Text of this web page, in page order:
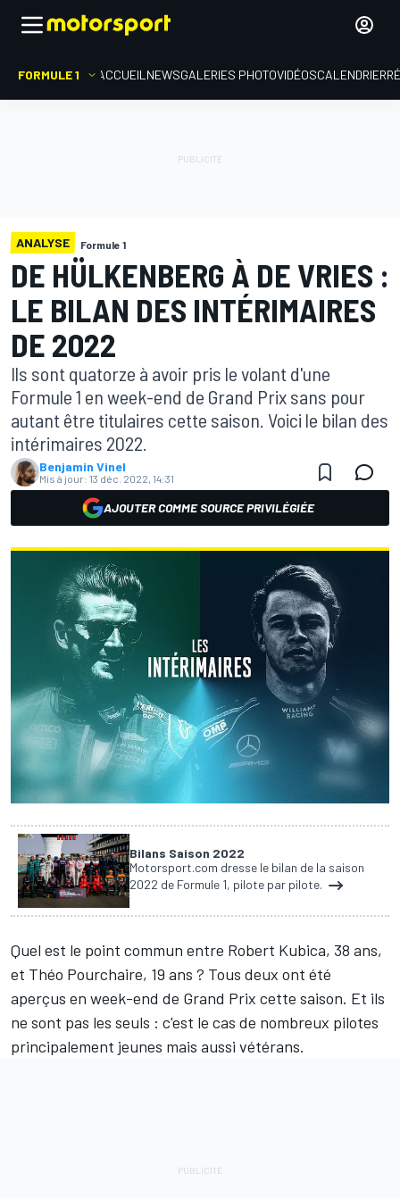
FORMULE 1 ACCUEIL NEWSGALERIES PHOTOVIDÉOSCALENDRIER
ANALYSE Formule 1
DE HÜLKENBERG À DE VRIES :
LE BILAN DES INTÉRIMAIRES
DE 2022
Ils sont quatorze à avoir pris le volant d'une
Formule 1 en week-end de Grand Prix sans pour
autant être titulaires cette saison. Voici le bilan des
intérimaires 2022.
Benjamin Vinel
Mis à jour: 13 déc. 2022, 14:31
AJOUTER COMME SOURCE PRIVILÉGIÉE
Bilans Saison 2022
Motorsport.com dresse le bilan de la saison
2022 de Formule 1, pilote par pilote.
Quel est le point commun entre Robert Kubica, 38 ans,
et Théo Pourchaire, 19 ans ? Tous deux ont été
aperçus en week-end de Grand Prix cette saison. Et ils
ne sont pas les seuls : c'est le cas de nombreux pilotes
principalement jeunes mais aussi vétérans.